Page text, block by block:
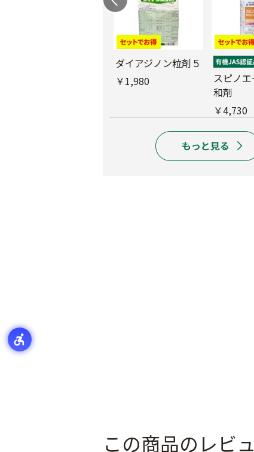
ダイアジノン粒剤５
￥1,980
スピノ
和剤
￥4,730
この商品のレビ